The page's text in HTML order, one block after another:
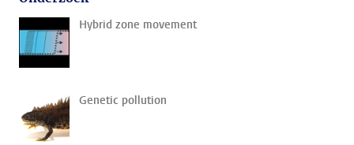
Hybrid zone movement
Genetic pollution